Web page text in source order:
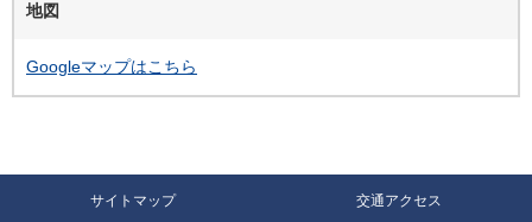
地図
Googleマップはこちら
サイトマップ 交通アクセス